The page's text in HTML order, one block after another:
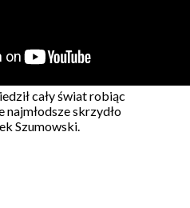
cały świat robiąc
skrzydło
Szumowski.